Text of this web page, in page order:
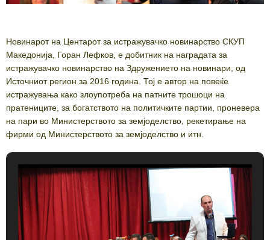
Новинарот на Центарот за истражувачко новинарство СКУП
Македонија, Горан Лефков, е добитник на наградата за
истражувачко новинарство на Здружението на новинари, од
Источниот регион за 2016 година. Тој е автор на повеќе
истражувања како злоупотреба на патните трошоци на
пратениците, за богатството на политичките партии, проневера
на пари во Министерството за земјоделство, рекетирање на
фирми од Министерството за земјоделство и итн.